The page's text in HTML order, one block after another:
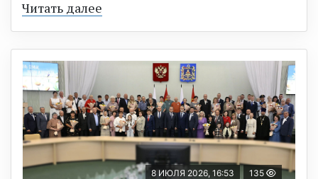
Читать далее
8 ИЮЛЯ 2026, 16:53 135